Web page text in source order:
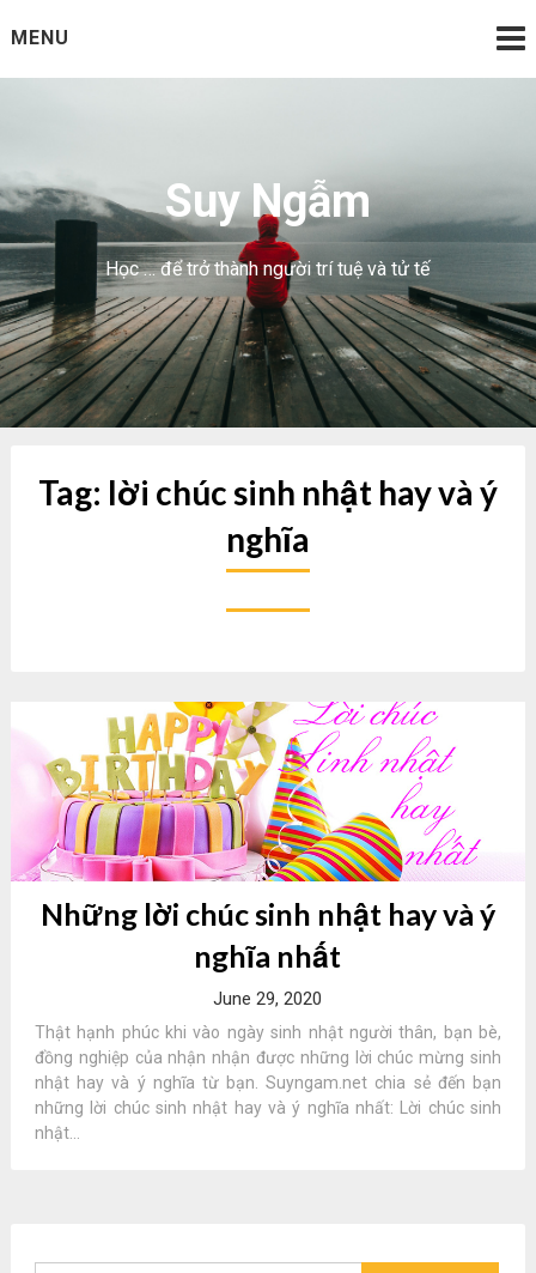
toMENU
Suy Ngẫm
Học … để trở thành người trí tuệ và tử tế
Tag: lời chúc sinh nhật hay và ý
nghĩa
Những lời chúc sinh nhật hay và ý
nghĩa nhất
June 29, 2020
Thật hạnh phúc khi vào ngày sinh nhật người thân, bạn bè,
đồng nghiệp của nhận nhận được những lời chúc mừng sinh
nhật hay và ý nghĩa từ bạn. Suyngam.net chia sẻ đến bạn
những lời chúc sinh nhật hay và ý nghĩa nhất: Lời chúc sinh
nhật...